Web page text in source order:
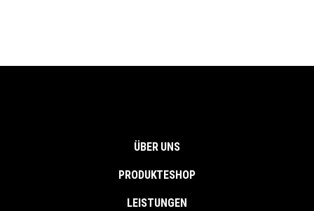
ÜBER UNS
PRODUKTESHOP
LEISTUNGEN